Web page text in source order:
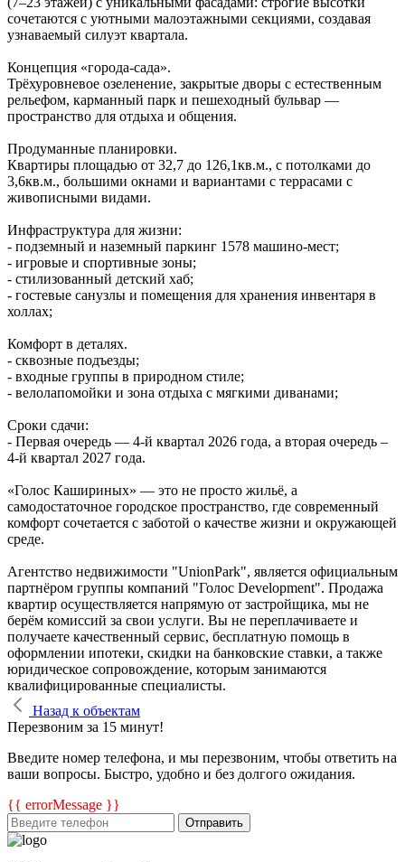
сочетаются с уютными малоэтажными секциями, создавая
узнаваемый силуэт квартала.
Концепция «города‑сада».
Трёхуровневое озеленение, закрытые дворы с естественным
рельефом, карманный парк и пешеходный бульвар —
пространство для отдыха и общения.
Продуманные планировки.
Квартиры площадью от 32,7 до 126,1кв.м., с потолками до
3,6кв.м., большими окнами и вариантами с террасами с
живописными видами.
Инфраструктура для жизни:
- подземный и наземный паркинг 1578 машино‑мест;
- игровые и спортивные зоны;
- стилизованный детский хаб;
- гостевые санузлы и помещения для хранения инвентаря в
холлах;
Комфорт в деталях.
- сквозные подъезды;
- входные группы в природном стиле;
- велолапомойки и зона отдыха с мягкими диванами;
Сроки сдачи:
- Первая очередь — 4‑й квартал 2026 года, а вторая очередь –
4-й квартал 2027 года.
«Голос Кашириных» — это не просто жильё, а
самодостаточное городское пространство, где современный
комфорт сочетается с заботой о качестве жизни и окружающей
среде.
Агентство недвижимости "UnionPark", является официальным
партнёром группы компаний "Голос Development". Продажа
квартир осуществляется напрямую от застройщика, мы не
берём комиссий за свои услуги. Вы не переплачиваете и
получаете качественный сервис, бесплатную помощь в
оформлении ипотеки, скидки на банковские ставки, а также
юридическое сопровождение, которым занимаются
квалифицированные специалисты.
Назад к объектам
Перезвоним за 15 минут!
Введите номер телефона, и мы перезвоним, чтобы ответить на
ваши вопросы. Быстро, удобно и без долгого ожидания.
{{ errorMessage }}
Отправить